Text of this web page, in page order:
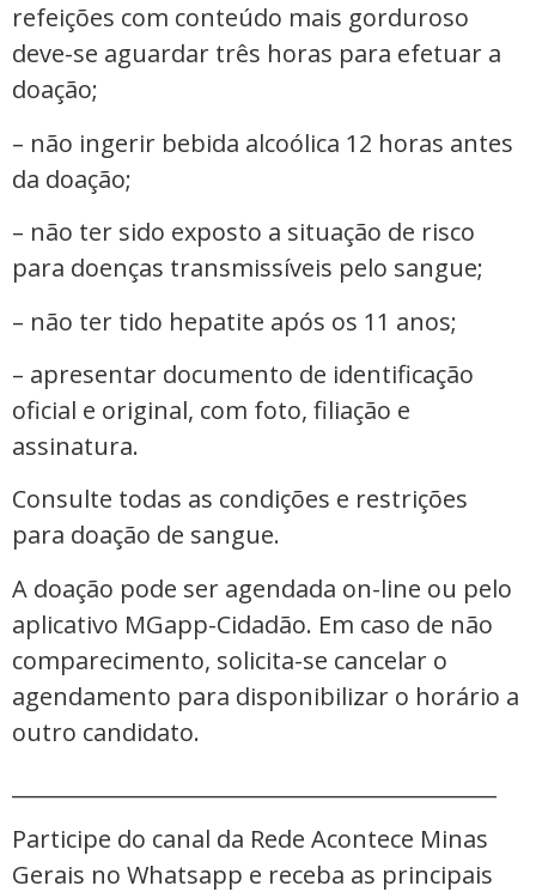
refeições com conteúdo mais gorduroso
deve-se aguardar três horas para efetuar a
doação;
– não ingerir bebida alcoólica 12 horas antes
da doação;
– não ter sido exposto a situação de risco
para doenças transmissíveis pelo sangue;
– não ter tido hepatite após os 11 anos;
– apresentar documento de identificação
oficial e original, com foto, filiação e
assinatura.
Consulte todas as condições e restrições
para doação de sangue.
A doação pode ser agendada on-line ou pelo
aplicativo MGapp-Cidadão. Em caso de não
comparecimento, solicita-se cancelar o
agendamento para disponibilizar o horário a
outro candidato.
Participe do canal da Rede Acontece Minas
Gerais no Whatsapp e receba as principais